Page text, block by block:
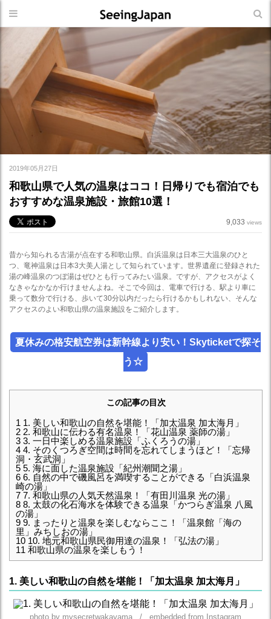
2019年05月27日
和歌山県で人気の温泉はココ！日帰りでも宿泊でも
おすすめな温泉施設・旅館10選！
9,033 views
昔から知られる古湯が点在する和歌山県。白浜温泉は日本三大温泉のひと
つ、竜神温泉は日本3大美人湯として知られています。世界遺産に登録された
湯の峰温泉のつぼ湯はぜひとも行ってみたい温泉。ですが、アクセスがよく
なきゃなかなか行けませんよね。そこで今回は、電車で行ける、駅より車に
乗って数分で行ける、歩いて30分以内だったら行けるかもしれない、そんな
アクセスのよい和歌山県の温泉施設をご紹介します。
夏休みの格安航空券は新幹線より安い！Skyticketで探そ
う☆
この記事の目次
1 1. 美しい和歌山の自然を堪能！「加太温泉 加太海月」
2 2. 和歌山に伝わる有名温泉！「花山温泉 薬師の湯」
3 3. 一日中楽しめる温泉施設「ふくろうの湯」
4 4. そのくつろぎ空間は時間を忘れてしまうほど！「忘帰
洞・玄武洞」
5 5. 海に面した温泉施設「紀州潮聞之湯」
6 6. 自然の中で磯風呂を満喫することができる「白浜温泉
崎の湯」
7 7. 和歌山県の人気天然温泉！「有田川温泉 光の湯」
8 8. 太鼓の化石海水を体験できる温泉「かつらぎ温泉 八風
の湯」
9 9. まったりと温泉を楽しむならここ！「温泉館「海の
里」みちしおの湯」
10 10. 地元和歌山県民御用達の温泉！「弘法の湯」
11 和歌山県の温泉を楽しもう！
1. 美しい和歌山の自然を堪能！「加太温泉 加太海月」
photo by mysecretwakayama / embedded from Instagram